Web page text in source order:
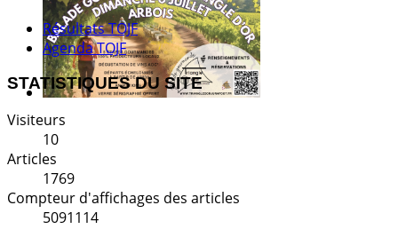
Résultats TOJF
Agenda TOJF
STATISTIQUES DU SITE
Visiteurs
10
Articles
1769
Compteur d'affichages des articles
5091114